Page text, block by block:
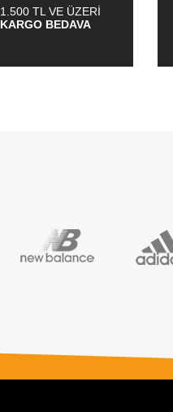
1.500 TL VE ÜZERİ
KARGO BEDAVA